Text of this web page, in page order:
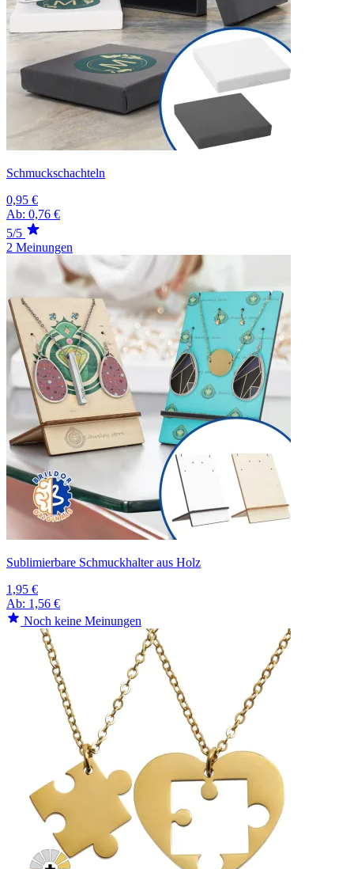
Schmuckschachteln
0,95 €
Ab: 0,76 €
5/5
2 Meinungen
Sublimierbare Schmuckhalter aus Holz
1,95 €
Ab: 1,56 €
Noch keine Meinungen